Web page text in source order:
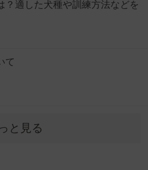
？適した犬種や訓練方法などを
て
と見る